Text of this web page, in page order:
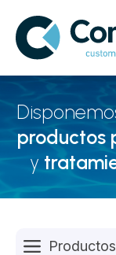
productos
y
Productos